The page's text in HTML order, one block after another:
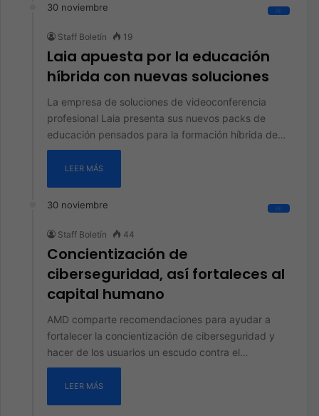
30 noviembre All
Staff Boletín 19
Laia apuesta por la educación
híbrida con nuevas soluciones
La empresa de soluciones de videoconferencia
profesional Laia presenta sus nuevos packs de
educación pensados para la formación híbrida de…
LEER MÁS
30 noviembre All
Staff Boletín 44
Concientización de
ciberseguridad, así fortaleces al
capital humano
AMD comparte recomendaciones para ayudar a
fortalecer la concientización de ciberseguridad y
hacer de los usuarios un escudo contra el…
LEER MÁS